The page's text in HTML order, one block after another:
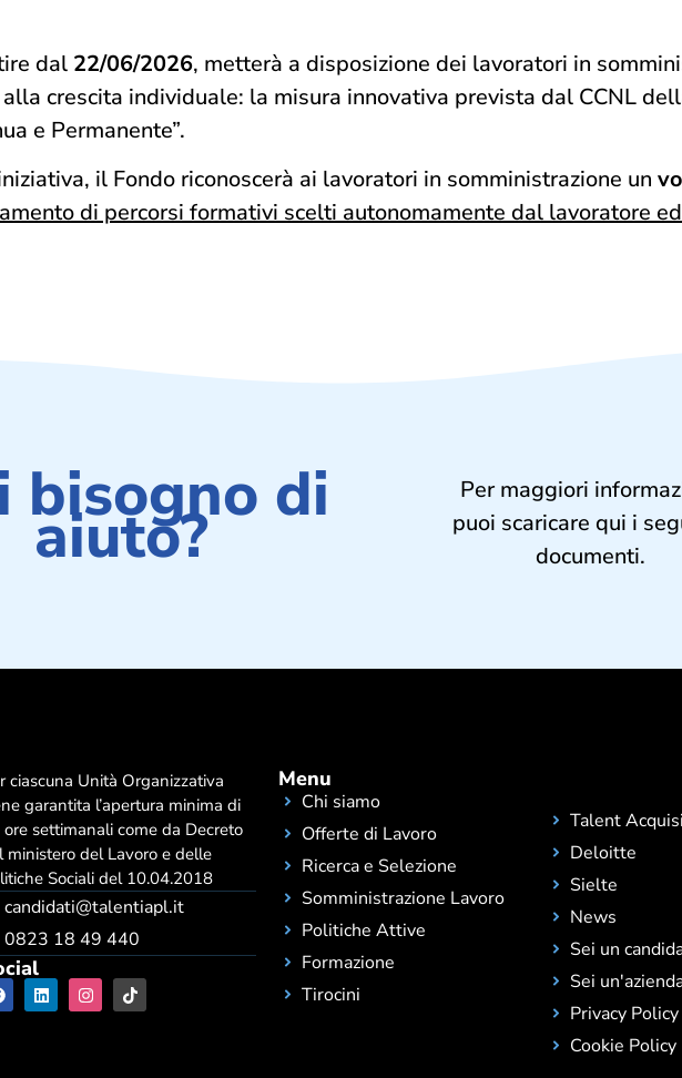
dal 22/06/2026, metterà a disposizione dei lavoratori in
crescita individuale: la misura innovativa prevista dal CCNL
e Permanente”.
il Fondo riconoscerà ai lavoratori in somministrazione un
di percorsi formativi scelti autonomamente dal lavoratore
bisogno di
aiuto?
Per maggiori
puoi scaricare qui i
documenti.
ciascuna Unità Organizzativa
garantita l’apertura minima di
ore settimanali come da Decreto
ministero del Lavoro e delle
Sociali del 10.04.2018
candidati@talentiapl.it
0823 18 49 440
Menu
Chi siamo
Offerte di Lavoro
Ricerca e Selezione
Somministrazione Lavoro
Politiche Attive
Formazione
Tirocini
Talent
Deloitte
Sielte
News
Sei un
Sei
Privacy Policy
Cookie Policy